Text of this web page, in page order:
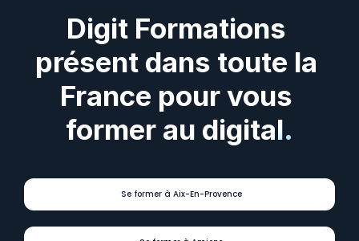
Digit Formations
présent dans toute la
France pour vous
former au digital.
Se former à Aix-En-Provence